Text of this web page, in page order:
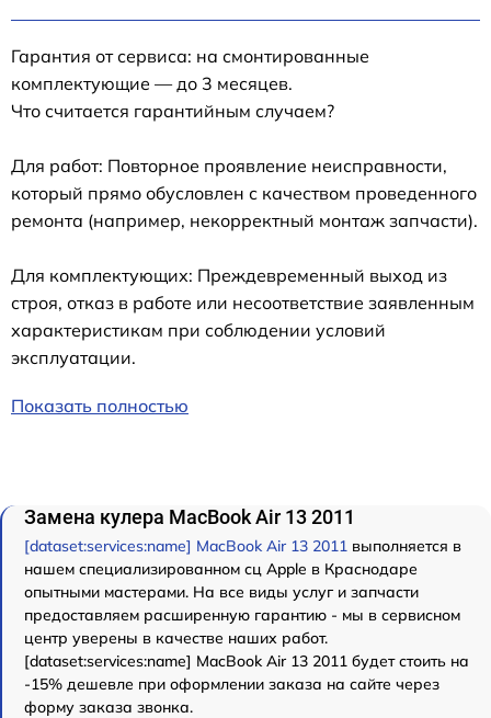
Гарантия от сервиса: на смонтированные
комплектующие — до 3 месяцев.
Что считается гарантийным случаем?
Для работ: Повторное проявление неисправности,
который прямо обусловлен с качеством проведенного
ремонта (например, некорректный монтаж запчасти).
Для комплектующих: Преждевременный выход из
строя, отказ в работе или несоответствие заявленным
характеристикам при соблюдении условий
эксплуатации.
Показать полностью
Замена кулера MacBook Air 13 2011
[dataset:services:name] MacBook Air 13 2011 выполняется в
нашем специализированном сц Apple в Краснодаре
опытными мастерами. На все виды услуг и запчасти
предоставляем расширенную гарантию - мы в сервисном
центр уверены в качестве наших работ.
[dataset:services:name] MacBook Air 13 2011 будет стоить на
-15% дешевле при оформлении заказа на сайте через
форму заказа звонка.